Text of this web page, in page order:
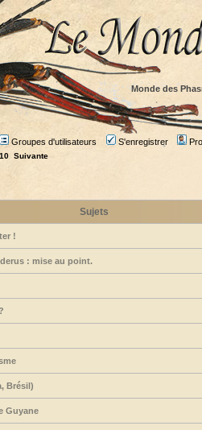
Monde des
Groupes d'utilisateurs S'enregistrer
10 Suivante
Sujets
!
: mise au point.
Brésil)
Guyane